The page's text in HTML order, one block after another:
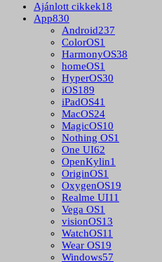
Ajánlott cikkek18
App830
Android237
ColorOS1
HarmonyOS38
homeOS1
HyperOS30
iOS189
iPadOS41
MacOS24
MagicOS10
Nothing OS1
One UI62
OpenKylin1
OriginOS1
OxygenOS19
Realme UI11
Vega OS1
visionOS13
WatchOS11
Wear OS19
Windows57